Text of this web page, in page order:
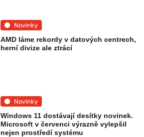
Novinky
AMD láme rekordy v datových centrech,
herní divize ale ztrácí
Novinky
Windows 11 dostávají desítky novinek.
Microsoft v červenci výrazně vylepšil
nejen prostředí systému